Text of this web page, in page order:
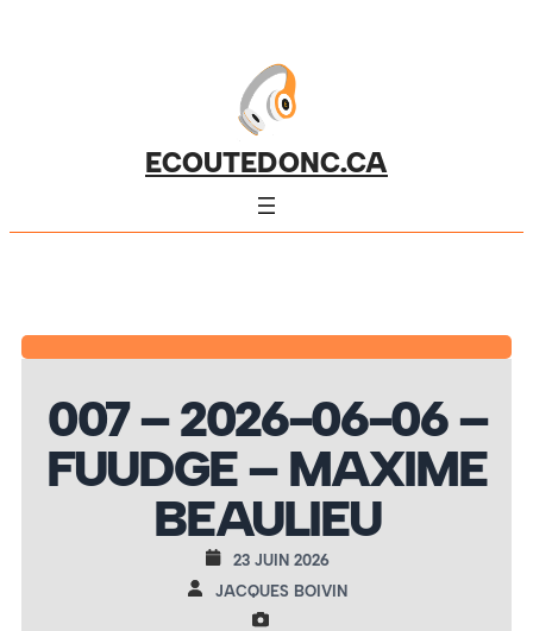
ECOUTEDONC.CA
007 – 2026-06-06 –
FUUDGE – MAXIME
BEAULIEU
23 JUIN 2026
JACQUES BOIVIN